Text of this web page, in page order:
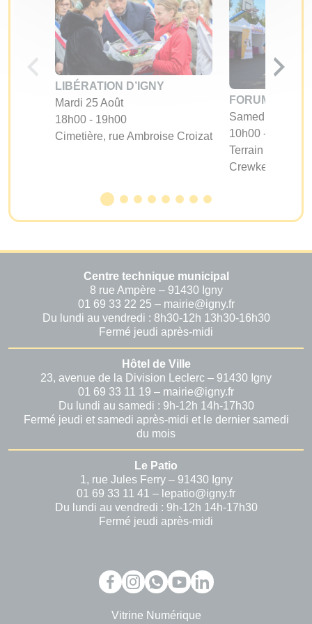
LIBÉRATION D’IGNY
Mardi 25 Août
18h00 - 19h00
Cimetière, rue Ambroise Croizat
FORUM DES
Samedi 05
10h00 - 17h00
Terrain
Crewkerne
Centre technique municipal
8 rue Ampère – 91430 Igny
01 69 33 22 25 – mairie@igny.fr
Du lundi au vendredi : 8h30-12h 13h30-16h30
Fermé jeudi après-midi
Hôtel de Ville
23, avenue de la Division Leclerc – 91430 Igny
01 69 33 11 19 – mairie@igny.fr
Du lundi au samedi : 9h-12h 14h-17h30
Fermé jeudi et samedi après-midi et le dernier samedi
du mois
Le Patio
1, rue Jules Ferry – 91430 Igny
01 69 33 11 41 – lepatio@igny.fr
Du lundi au vendredi : 9h-12h 14h-17h30
Fermé jeudi après-midi
Vitrine Numérique